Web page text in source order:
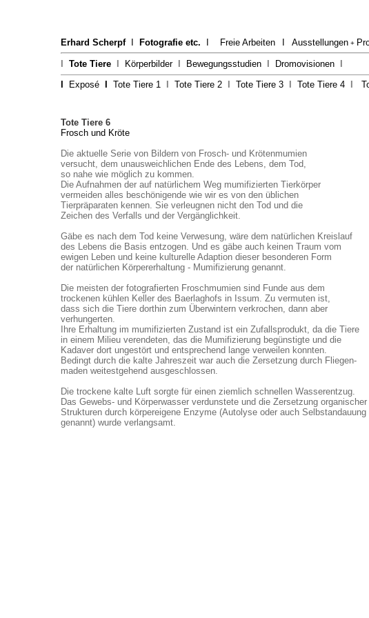
Erhard Scherpf Fotografie etc. Freie Arbeiten Ausstellungen +
Tote Tiere Körperbilder Bewegungsstudien Dromovisionen
Exposé Tote Tiere 1 Tote Tiere 2 Tote Tiere 3 Tote Tiere 4
Tote Tiere 6
Frosch und Kröte
Die aktuelle Serie von Bildern von Frosch- und Krötenmumien
versucht, dem unausweichlichen Ende des Lebens, dem Tod,
so nahe wie möglich zu kommen.
Die Aufnahmen der auf natürlichem Weg mumifizierten Tierkörper
vermeiden alles beschönigende wie wir es von den üblichen
Tierpräparaten kennen. Sie verleugnen nicht den Tod und die
Zeichen des Verfalls und der Vergänglichkeit.
Gäbe es nach dem Tod keine Verwesung, wäre dem natürlichen Kreislauf
des Lebens die Basis entzogen. Und es gäbe auch keinen Traum vom
ewigen Leben und keine kulturelle Adaption dieser besonderen Form
der natürlichen Körpererhaltung - Mumifizierung genannt.
Die meisten der fotografierten Froschmumien sind Funde aus dem
trockenen kühlen Keller des Baerlaghofs in Issum. Zu vermuten ist,
dass sich die Tiere dorthin zum Überwintern verkrochen, dann aber
verhungerten.
Ihre Erhaltung im mumifizierten Zustand ist ein Zufallsprodukt, da die Tiere
in einem Milieu verendeten, das die Mumifizierung begünstigte und die
Kadaver dort ungestört und entsprechend lange verweilen konnten.
Bedingt durch die kalte Jahreszeit war auch die Zersetzung durch Fliegen-
maden weitestgehend ausgeschlossen.
Die trockene kalte Luft sorgte für einen ziemlich schnellen Wasserentzug.
Das Gewebs- und Körperwasser verdunstete und die Zersetzung organischer
Strukturen durch körpereigene Enzyme (Autolyse oder auch Selbstandauung
genannt) wurde verlangsamt.